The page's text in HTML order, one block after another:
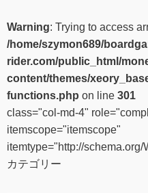
Warning: Trying to access
/home/szymon689/
rider.com/public_html/
content/themes/
functions.php on line 301
class="col-md-4"
itemscope="itemscope"
itemtype="http://
カテゴリー